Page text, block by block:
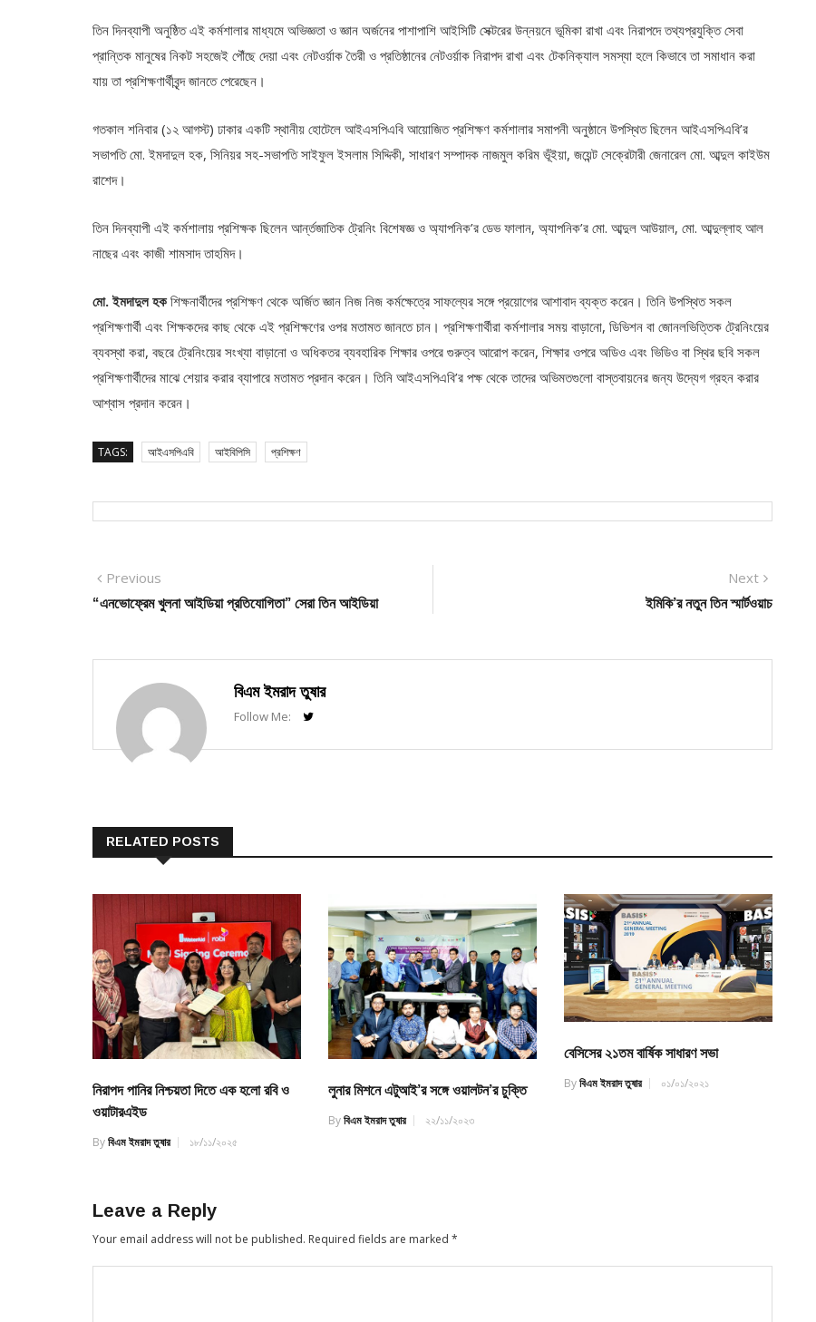
তিন দিনব্যাপী অনুষ্ঠিত এই কর্মশালার মাধ্যমে অভিজ্ঞতা ও জ্ঞান অর্জনের পাশাপাশি আইসিটি সেক্টরের উন্নয়নে ভূমিকা রাখা এবং নিরাপদে তথ্যপ্রযুক্তি সেবা
প্রান্তিক মানুষের নিকট সহজেই পৌঁছে দেয়া এবং নেটওর্য়াক তৈরী ও প্রতিষ্ঠানের নেটওর্য়াক নিরাপদ রাখা এবং টেকনিক্যাল সমস্যা হলে কিভাবে তা সমাধান করা
যায় তা প্রশিক্ষণার্থীবৃন্দ জানতে পেরেছেন।
গতকাল শনিবার (১২ আগস্ট) ঢাকার একটি স্থানীয় হোটেলে আইএসপিএবি আয়োজিত প্রশিক্ষণ কর্মশালার সমাপনী অনুষ্ঠানে উপস্থিত ছিলেন আইএসপিএবি’র
সভাপতি মো. ইমদাদুল হক, সিনিয়র সহ-সভাপতি সাইফুল ইসলাম সিদ্দিকী, সাধারণ সম্পাদক নাজমুল করিম ভূঁইয়া, জয়েন্ট সেক্রেটারী জেনারেল মো. আব্দুল কাইউম
রাশেদ।
তিন দিনব্যাপী এই কর্মশালায় প্রশিক্ষক ছিলেন আর্ন্তজাতিক ট্রেনিং বিশেষজ্ঞ ও অ্যাপনিক’র ডেভ ফালান, অ্যাপনিক’র মো. আব্দুল আউয়াল, মো. আব্দুল্লাহ আল
নাছের এবং কাজী শামসাদ তাহমিদ।
মো. ইমদাদুল হকশিক্ষনার্থীদের প্রশিক্ষণ থেকে অর্জিত জ্ঞান নিজ নিজ কর্মক্ষেত্রে সাফল্যের সঙ্গে প্রয়োগের আশাবাদ ব্যক্ত করেন। তিনি উপস্থিত সকল
প্রশিক্ষণার্থী এবং শিক্ষকদের কাছ থেকে এই প্রশিক্ষণের ওপর মতামত জানতে চান। প্রশিক্ষণার্থীরা কর্মশালার সময় বাড়ানো, ডিভিশন বা জোনলভিত্তিক ট্রেনিংয়ের
ব্যবস্থা করা, বছরে ট্রেনিংয়ের সংখ্যা বাড়ানো ও অধিকতর ব্যবহারিক শিক্ষার ওপরে গুরুত্ব আরোপ করেন, শিক্ষার ওপরে অডিও এবং ভিডিও বা স্থির ছবি সকল
প্রশিক্ষণার্থীদের মাঝে শেয়ার করার ব্যাপারে মতামত প্রদান করেন। তিনি আইএসপিএবি’র পক্ষ থেকে তাদের অভিমতগুলো বাস্তবায়নের জন্য উদ্যেগ গ্রহন করার
আশ্বাস প্রদান করেন।
TAGS: আইএসপিএবি আইবিপিসি প্রশিক্ষণ
Post
navigation
Previous
post:
“এনভোফ্রেম খুলনা আইডিয়া প্রতিযোগিতা” সেরা তিন আইডিয়া
Next
post:
ইমিকি’র নতুন তিন স্মার্টওয়াচ
বিএম ইমরাদ তুষার
Follow Me:
RELATED POSTS
নিরাপদ পানির নিশ্চয়তা দিতে এক হলো রবি ও
ওয়াটারএইড
Byবিএম ইমরাদ তুষার ১৮/১১/২০২৫
লুনার মিশনে এটুআই’র সঙ্গে ওয়ালটন’র চুক্তি
Byবিএম ইমরাদ তুষার ২২/১১/২০২৩
বেসিসের ২১তম বার্ষিক সাধারণ সভা
Byবিএম ইমরাদ তুষার ০১/০১/২০২১
Leave a Reply
Your email address will not be published. Required fields are marked*